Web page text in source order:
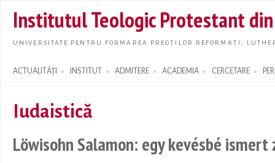
main
Institutul Teologic Protestant
UNIVERSITATE PENTRU FORMAREA PREOȚILOR REFORMAȚI,
ACTUALITĂȚI INSTITUT ADMITERE ACADEMIA CERCETARE
Search form
Iudaistică
Löwisohn Salamon: egy kevésbé